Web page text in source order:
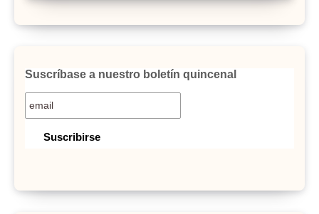
Suscríbase a nuestro boletín quincenal